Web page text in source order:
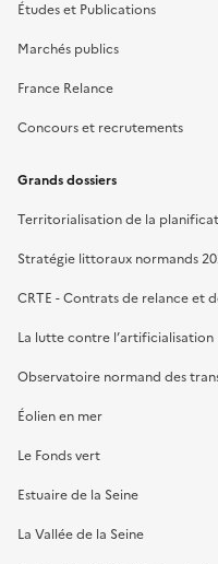
Études et Publications
Marchés publics
France Relance
Concours et recrutements
Grands dossiers
Territorialisation de la
Stratégie littoraux normands
CRTE - Contrats de relance et
La lutte contre l’artificialisation
Observatoire normand des
Éolien en mer
Le Fonds vert
Estuaire de la Seine
La Vallée de la Seine